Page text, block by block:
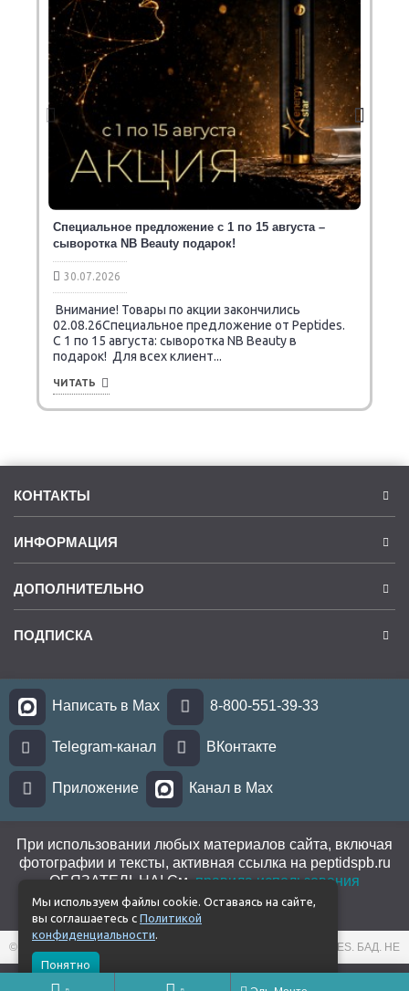
Специальное предложение с 1 по 15 августа –
сыворотка NB Beauty подарок!
30.07.2026
Внимание! Товары по акции закончились
02.08.26Специальное предложение от Peptides.
C 1 по 15 августа: сыворотка NB Beauty в
подарок! Для всех клиент...
ЧИТАТЬ
КОНТАКТЫ
ИНФОРМАЦИЯ
ДОПОЛНИТЕЛЬНО
ПОДПИСКА
Написать в Max 8-800-551-39-33
Telegram-канал ВКонтакте
Приложение Канал в Max
При использовании любых материалов сайта, включая
фотографии и тексты, активная ссылка на peptidspb.ru
ОБЯЗАТЕЛЬНА! См. правила использования
материалов.
© 2026 PEPTIDES. ИНТЕРНЕТ-МАГАЗИН ПРОДУКЦИИ PEPTIDES. БАД. НЕ
Мы используем файлы cookie. Оставаясь на сайте,
вы соглашаетесь с Политикой
конфиденциальности.
Понятно